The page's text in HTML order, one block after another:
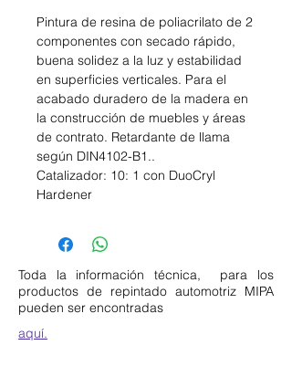
Pintura de resina de poliacrilato de 2
componentes con secado rápido,
buena solidez a la luz y estabilidad
en superficies verticales. Para el
acabado duradero de la madera en
la construcción de muebles y áreas
de contrato. Retardante de llama
según DIN4102-B1..
Catalizador: 10: 1 con DuoCryl
Hardener
Toda la información técnica, para los
productos de repintado automotriz MIPA
pueden ser encontradas
aquí.